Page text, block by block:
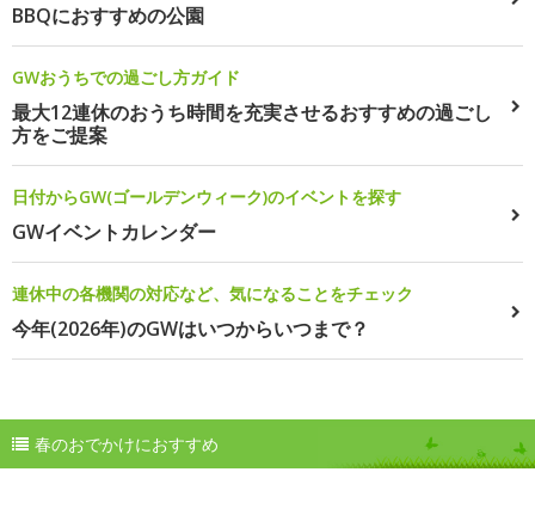
BBQにおすすめの公園
GWおうちでの過ごし方ガイド
最大12連休のおうち時間を充実させるおすすめの過ごし
方をご提案
日付からGW(ゴールデンウィーク)のイベントを探す
GWイベントカレンダー
連休中の各機関の対応など、気になることをチェック
今年(2026年)のGWはいつからいつまで？
春のおでかけにおすすめ